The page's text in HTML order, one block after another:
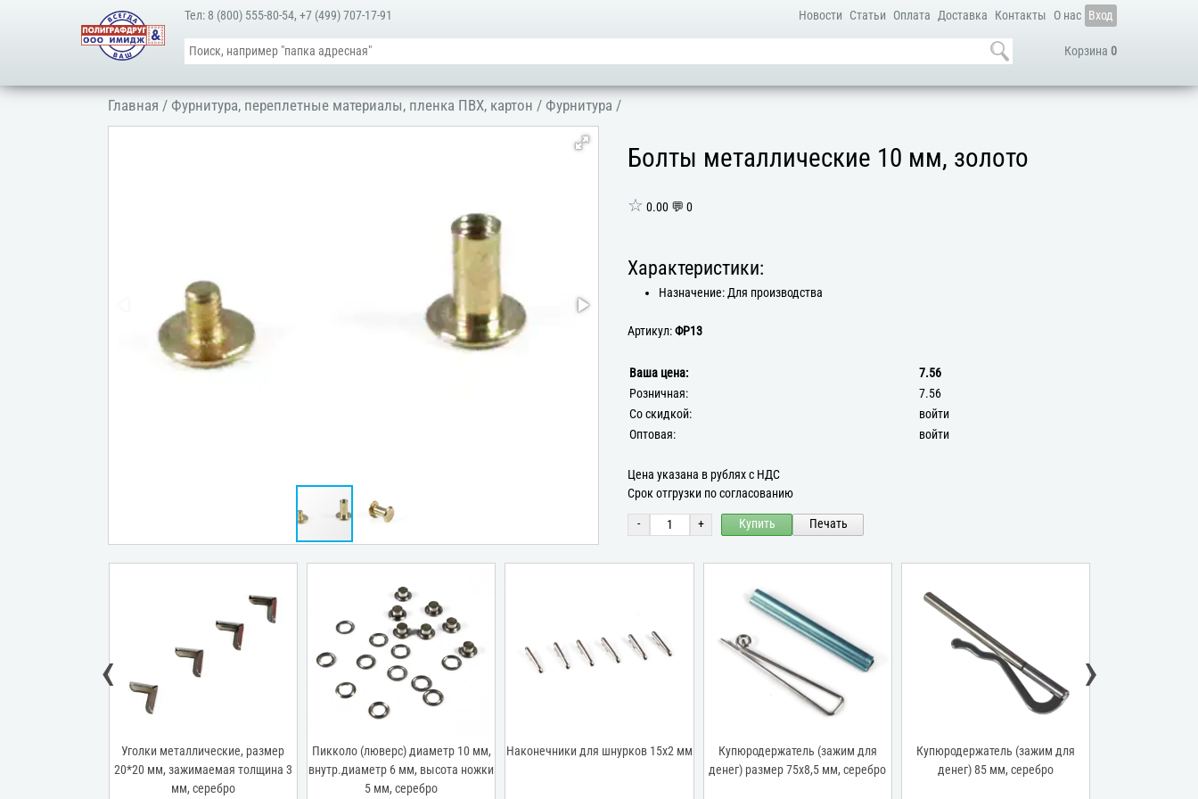
Новости Статьи Оплата Доставка Контакты О нас Вход
Корзина 0
Тел: 8 (800) 555-80-54,+7 (499) 707-17-91
Главная /Фурнитура, переплетные материалы, пленка ПВХ, картон /Фурнитура /
Болты металлические 10 мм, золото
☆ 0.00 💬 0
Характеристики:
Назначение: Для производства
Артикул:ФР13
Ваша цена:
7.56
Розничная:
7.56
Со скидкой:
войти
Оптовая:
войти
Цена указана в рублях с НДС
Срок отгрузки по согласованию
- + Купить Печать
Уголки металлические, размер
20*20 мм, зажимаемая толщина 3
мм, серебро
Пикколо (люверс) диаметр 10 мм,
внутр.диаметр 6 мм, высота ножки
5 мм, серебро
Наконечники для шнурков 15х2 мм
Купюродержатель (зажим для
денег) размер 75х8,5 мм, серебро
Купюродержатель (зажим для
денег) 85 мм, серебро
‹ ›